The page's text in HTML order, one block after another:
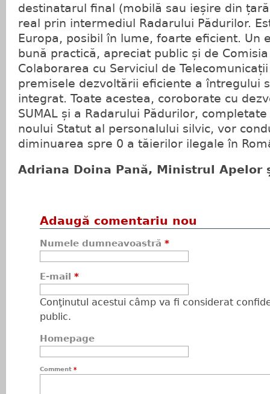
destinatarul final (mobilă sau ieșire din
real prin intermediul Radarului Pădurilor.
Europa, posibil în lume, foarte eficient. Un
bună practică, apreciat public și de
Colaborarea cu Serviciul de
premisele dezvoltării eficiente a întregului
integrat. Toate acestea, coroborate cu
SUMAL și a Radarului Pădurilor,
noului Statut al personalului silvic, vor
diminuarea spre 0 a tăierilor ilegale în
Adriana Doina Pană, Ministrul Apelor
Adaugă comentariu nou
Numele dumneavoastră *
E-mail *
Conţinutul acestui câmp va fi considerat
public.
Homepage
Comment *